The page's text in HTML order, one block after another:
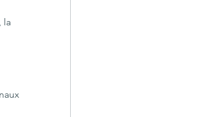
la